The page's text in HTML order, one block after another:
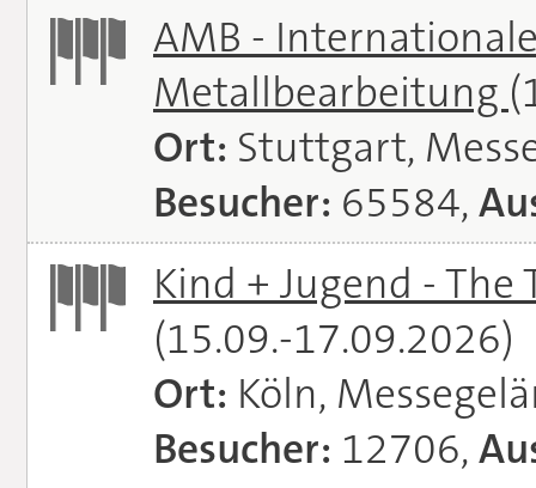
AMB -
Metallbearbeitung
Ort: Stuttgart,
Besucher: 65584,
Kind + Jugend - The
(15.09.-17.09.2026)
Ort: Köln,
Besucher: 12706,